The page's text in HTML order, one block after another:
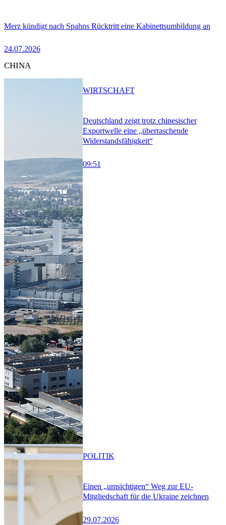
Merz kündigt nach Spahns Rücktritt eine Kabinettsumbildung an
24.07.2026
CHINA
Deutschland zeigt trotz chinesischer
Exportwelle eine „überraschende
Widerstandsfähigkeit“
09:51
WIRTSCHAFT
Einen „umsichtigen“ Weg zur EU-
Mitgliedschaft für die Ukraine zeichnen
29.07.2026
POLITIK